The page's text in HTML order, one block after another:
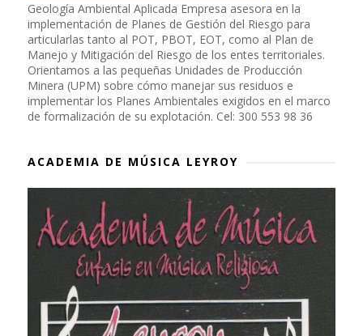
Geología Ambiental Aplicada Empresa asesora en la
implementación de Planes de Gestión del Riesgo para
articularlas tanto al POT, PBOT, EOT, como al Plan de
Manejo y Mitigación del Riesgo de los entes territoriales.
Orientamos a las pequeñas Unidades de Producción
Minera (UPM) sobre cómo manejar sus residuos e
implementar los Planes Ambientales exigidos en el marco
de formalización de su explotación. Cel: 300 553 98 36
ACADEMIA DE MÚSICA LEYROY